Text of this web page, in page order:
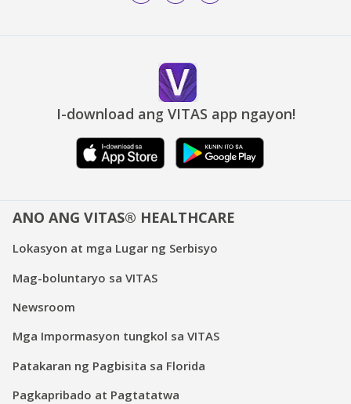
I-download ang VITAS app ngayon!
ANO ANG VITAS® HEALTHCARE
Lokasyon at mga Lugar ng Serbisyo
Mag-boluntaryo sa VITAS
Newsroom
Mga Impormasyon tungkol sa VITAS
Patakaran ng Pagbisita sa Florida
Pagkapribado at Pagtatatwa